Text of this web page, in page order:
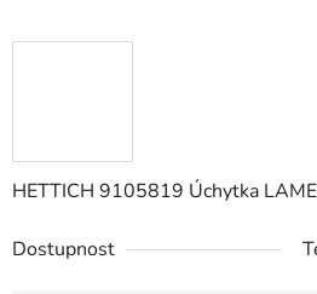
HETTICH 9105819 Úchytka
Dostupnost